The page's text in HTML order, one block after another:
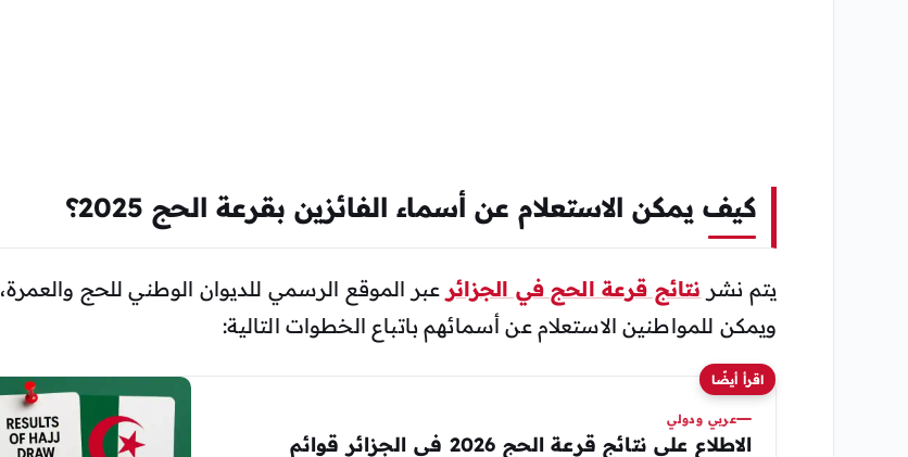
كيف يمكن الاستعلام عن أسماء الفائزين بقرعة الحج 2025؟
يتم نشر نتائج قرعة الحج في الجزائر عبر الموقع الرسمي للديوان الوطني للحج والعمرة،
ويمكن للمواطنين الاستعلام عن أسمائهم باتباع الخطوات التالية:
اقرأ أيضًا
عربي ودولي
الاطلاع على نتائج قرعة الحج 2026 في الجزائر قوائم